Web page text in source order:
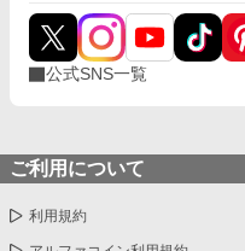
公式SNS一覧
ご利用について
利用規約